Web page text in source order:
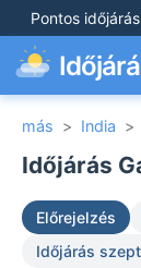
Pontos
más > India >
Időjárás
Előrejelzés
Időjárás